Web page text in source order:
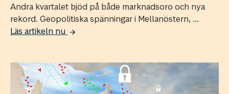
Andra kvartalet bjöd på både marknadsoro och nya
rekord. Geopolitiska spänningar i Mellanöstern, ...
Läs artikeln nu